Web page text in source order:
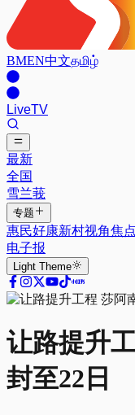
BMEN中文தமிழ்
LiveTV
最新
全国
雪兰莪
专题
惠民好康新村视角焦
电子报
Light Theme
让路提升
封至22日